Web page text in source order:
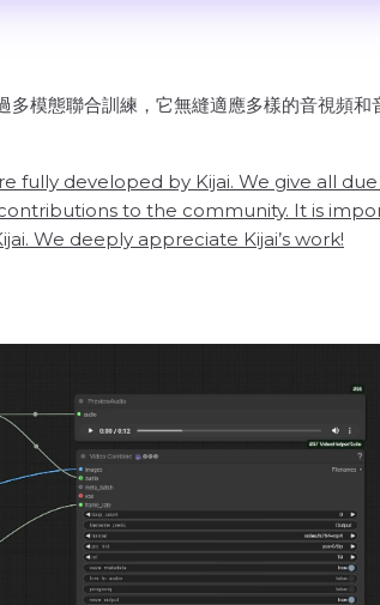
模態聯合訓練，它無縫適應多樣的音視頻
fully developed by Kijai. We give all
to the community. It is
We deeply appreciate Kijai’s work!